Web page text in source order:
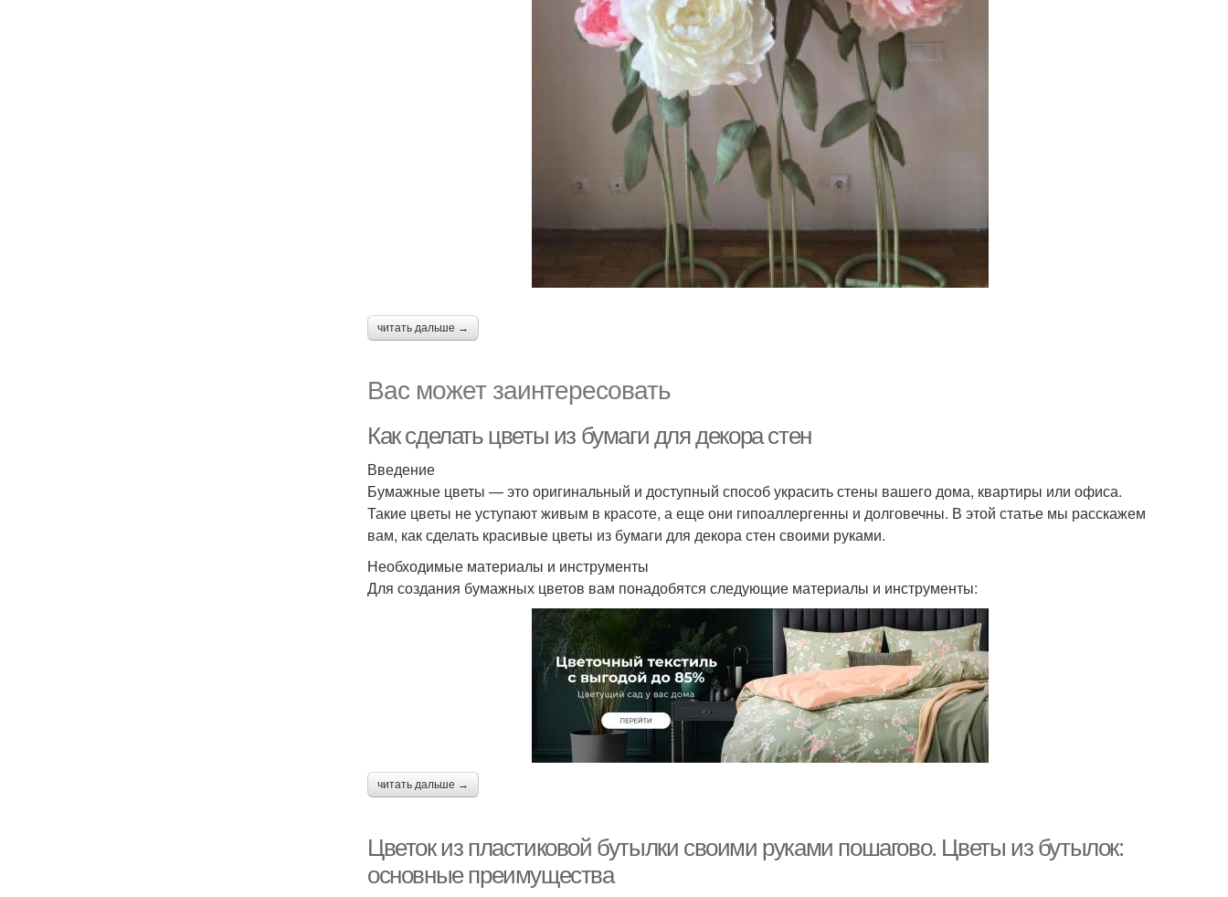
читать дальше →
Вас может заинтересовать
Как сделать цветы из бумаги для декора стен
Введение
Бумажные цветы — это оригинальный и доступный способ украсить стены вашего дома, квартиры или офиса.
Такие цветы не уступают живым в красоте, а еще они гипоаллергенны и долговечны. В этой статье мы расскажем
вам, как сделать красивые цветы из бумаги для декора стен своими руками.
Необходимые материалы и инструменты
Для создания бумажных цветов вам понадобятся следующие материалы и инструменты:
читать дальше →
Цветок из пластиковой бутылки своими руками пошагово. Цветы из бутылок:
основные преимущества